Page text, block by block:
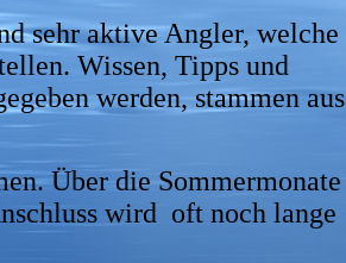
sehr aktive Angler, welche
Wissen, Tipps und
werden, stammen aus
Über die Sommermonate
wird oft noch lange